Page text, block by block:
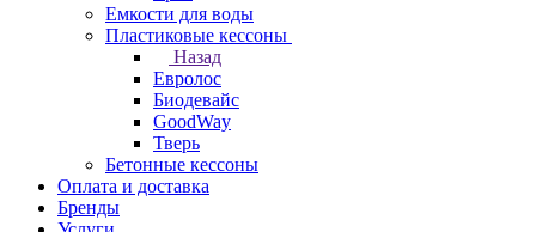
Емкости для воды
Пластиковые кессоны
Назад
Евролос
Биодевайс
GoodWay
Тверь
Бетонные кессоны
Оплата и доставка
Бренды